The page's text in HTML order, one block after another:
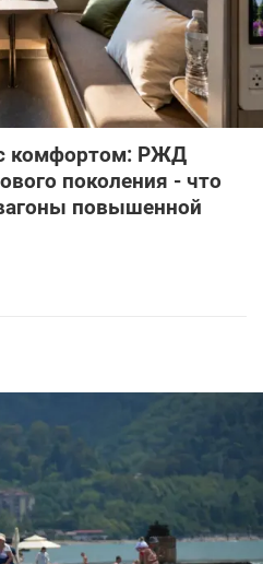
комфортом: РЖД
поколения - что
повышенной